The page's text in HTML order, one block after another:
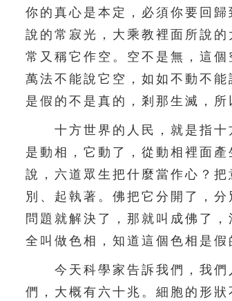
你的真心是本定，必須你要回
說的常寂光，大乘教裡面所說
常又稱它作空。空不是無，這
萬法不能說它空，如如不動不
是假的不是真的，剎那生滅，
十方世界的人民，就是指十
是動相，它動了，從動相裡面
說，六道眾生把什麼當作心？
別、起執著。佛把它分開了，
問題就解決了，那就叫成佛了
全叫做色相，知道這個色相是
今天科學家告訴我們，我們
們，大概有六十兆。細胞的形